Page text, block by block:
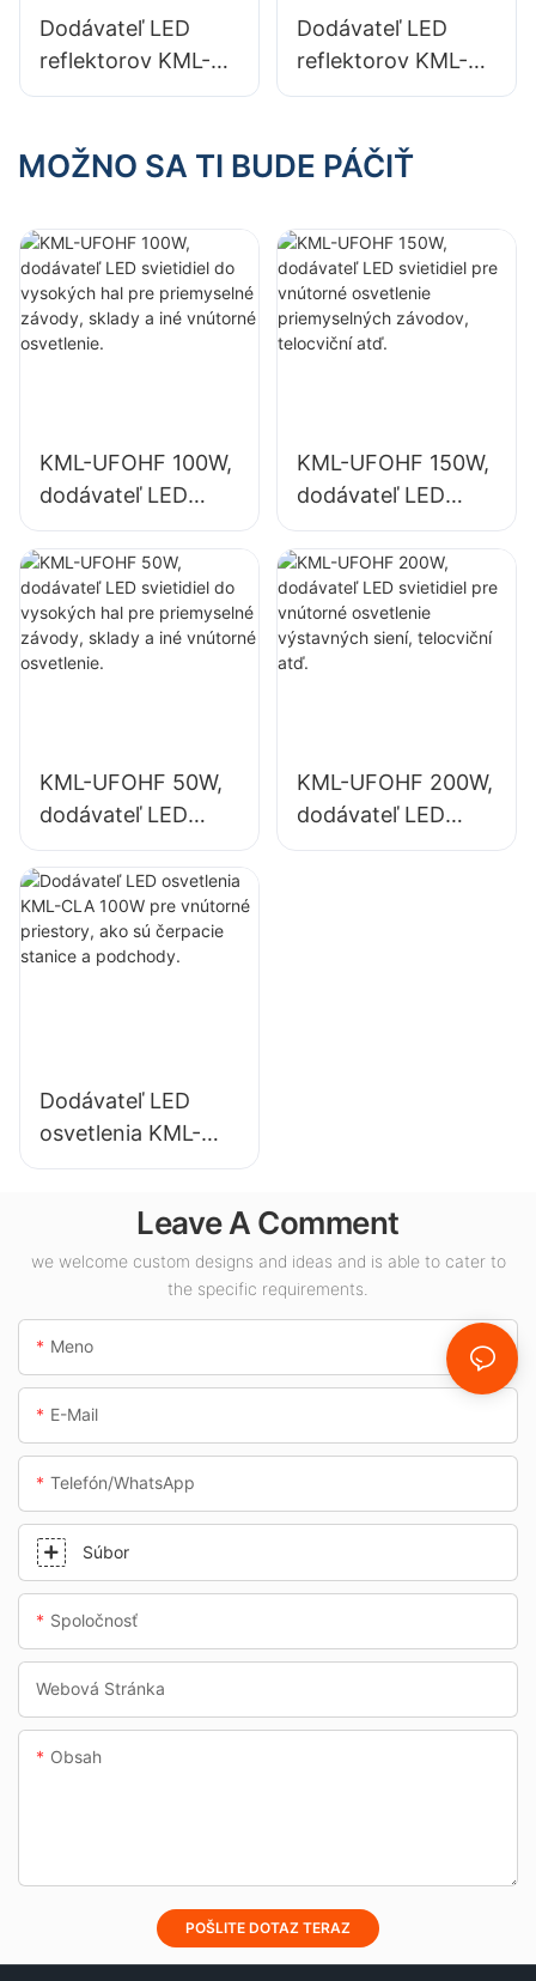
továrňach,
skladoch atď.
továrňach,
skladoch atď.
Dodávateľ LED
reflektorov KML-
FL20 50W pre
a osvetlenie
reklamných
nápisov
Dodávateľ LED
reflektorov KML-
FLD 30W pre
a osvetlenie
reklamných
nápisov
MOŽNO SA TI BUDE PÁČIŤ
KML-UFOHF 100W,
dodávateľ LED
svietidiel do
vysokých hal pre
priemyselné
závody, sklady a
iné vnútorné
KML-UFOHF 150W,
dodávateľ LED
svietidiel pre
vnútorné
osvetlenie
priemyselných
závodov, telocviční
KML-UFOHF 50W,
dodávateľ LED
svietidiel do
vysokých hal pre
priemyselné
závody, sklady a
KML-UFOHF 200W,
dodávateľ LED
svietidiel pre
Dodávateľ LED
osvetlenia KML-
CLA 100W pre
ako sú čerpacie
stanice a
Leave A Comment
we welcome custom designs and ideas and is able to cater to
the specific requirements.
Meno
E-Mail
Telefón/whatsApp
Súbor
Spoločnosť
Webová Stránka
Obsah
POŠLITE DOTAZ TERAZ